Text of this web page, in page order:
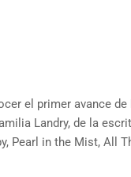
el primer avance de
Landry, de la
Pearl in the Mist, All